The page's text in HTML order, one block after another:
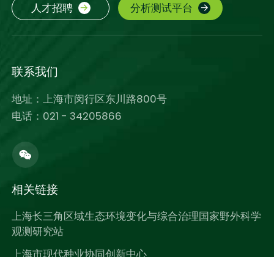
人才招聘 分析测试平台
联系我们
地址：上海市闵行区东川路800号
电话：021 - 34205866
相关链接
上海长三角区域生态环境变化与综合治理国家野外科学
观测研究站